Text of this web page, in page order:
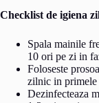
Checklist de igiena
Spala mainile
10 ori pe zi in
Foloseste
zilnic in primele
Dezinfecteaza